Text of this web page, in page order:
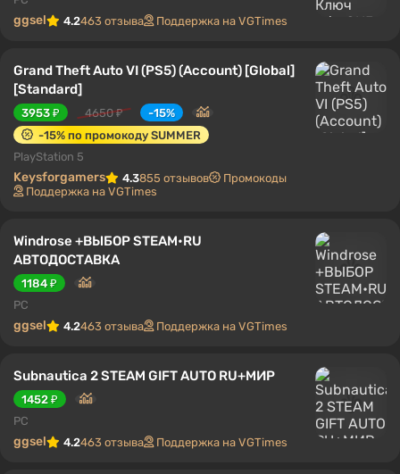
ggsel 4.2463 отзыва Поддержка на VGTimes
Grand Theft Auto VI (PS5) (Account) [Global]
[Standard]
3953 ₽ 4650 ₽
-15%
-15% по промокоду SUMMER
PlayStation 5
Keysforgamers 4.3855 отзывов
Промокоды
Поддержка на VGTimes
Windrose +ВЫБОР STEAM•RU
АВТОДОСТАВКА
1184 ₽
PC
ggsel 4.2463 отзыва Поддержка на VGTimes
Subnautica 2 STEAM GIFT AUTO RU+МИР
1452 ₽
PC
ggsel 4.2463 отзыва Поддержка на VGTimes